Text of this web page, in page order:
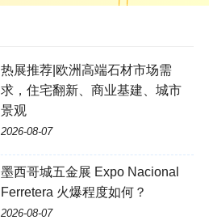
热展推荐|欧洲高端石材市场需
求，住宅翻新、商业基建、城市
景观
2026-08-07
墨西哥城五金展 Expo Nacional
Ferretera 火爆程度如何？
2026-08-07